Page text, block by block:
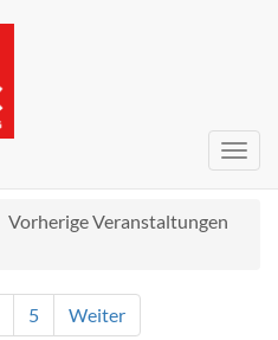
Vorherige Veranstaltungen
5 Weiter